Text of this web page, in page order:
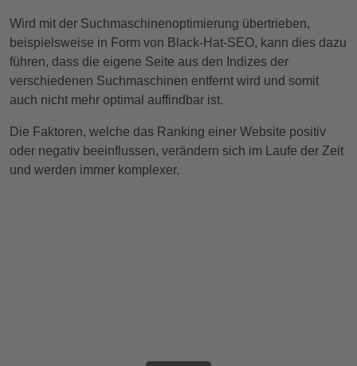
Wird mit der Suchmaschinenoptimierung übertrieben,
beispielsweise in Form von Black-Hat-SEO, kann dies dazu
führen, dass die eigene Seite aus den Indizes der
verschiedenen Suchmaschinen entfernt wird und somit
auch nicht mehr optimal auffindbar ist.
Die Faktoren, welche das Ranking einer Website positiv
oder negativ beeinflussen, verändern sich im Laufe der Zeit
und werden immer komplexer.